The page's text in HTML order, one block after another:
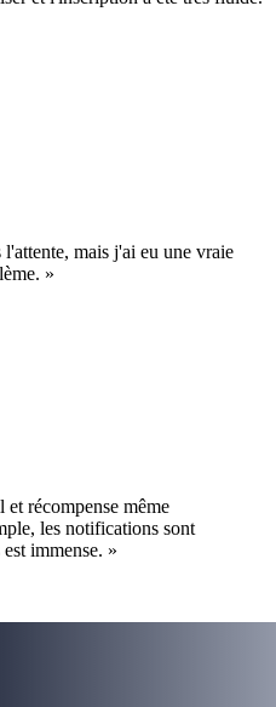
mais j'ai eu une vraie
»
et récompense même
les notifications sont
immense. »